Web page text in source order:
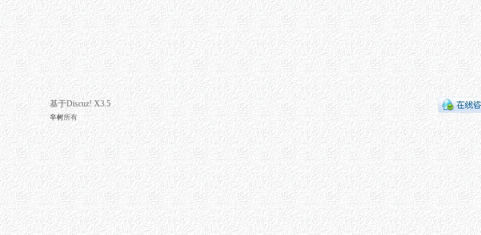
基于Discuz! X3.5
辛树所有